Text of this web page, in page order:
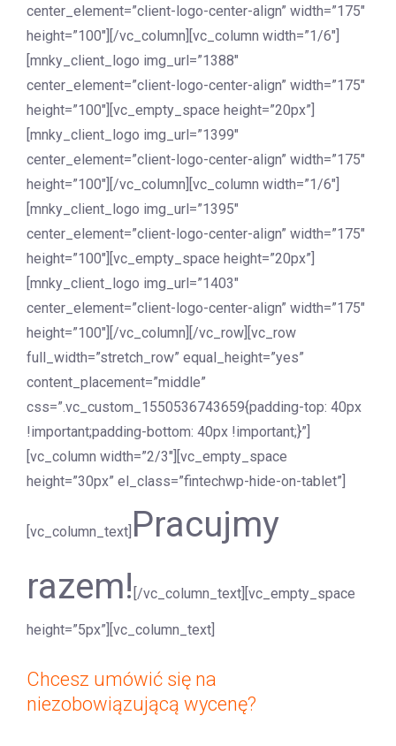
center_element=”client-logo-center-align” width=”175″
height=”100″][/vc_column][vc_column width=”1/6″]
[mnky_client_logo img_url=”1388″
center_element=”client-logo-center-align” width=”175″
height=”100″][vc_empty_space height=”20px”]
[mnky_client_logo img_url=”1399″
center_element=”client-logo-center-align” width=”175″
height=”100″][/vc_column][vc_column width=”1/6″]
[mnky_client_logo img_url=”1395″
center_element=”client-logo-center-align” width=”175″
height=”100″][vc_empty_space height=”20px”]
[mnky_client_logo img_url=”1403″
center_element=”client-logo-center-align” width=”175″
height=”100″][/vc_column][/vc_row][vc_row
full_width=”stretch_row” equal_height=”yes”
content_placement=”middle”
css=”.vc_custom_1550536743659{padding-top: 40px
!important;padding-bottom: 40px !important;}”]
[vc_column width=”2/3″][vc_empty_space
height=”30px” el_class=”fintechwp-hide-on-tablet”]
[vc_column_text] Pracujmy
razem! [/vc_column_text][vc_empty_space
height=”5px”][vc_column_text]
Chcesz umówić się na
niezobowiązującą wycenę?